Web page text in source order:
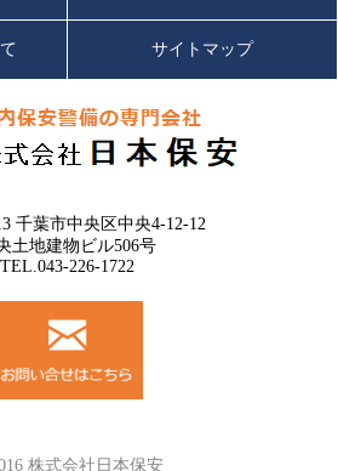
サイトマップ
千葉市中央区中央4-12-12
土地建物ビル506号
TEL.043-226-1722
株式会社日本保安